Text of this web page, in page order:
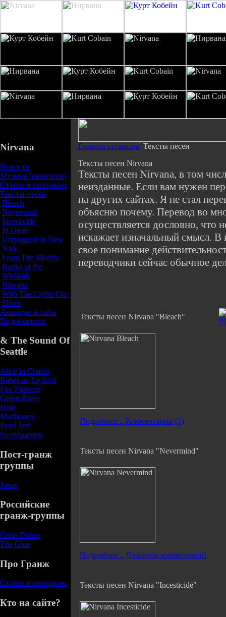
Nirvana
Новости
Музыка (раритеты)
Статьи и интервью
Тексты песен
Bleach
Nevermind
Incesticide
In Utero
Unplugged In New
York
From The Muddy
Banks of the
Wishkah
Nirvana
With The Lights Out
Sliver
Аккорды и табы
Видеозаписи
& The Sound Of
Seattle
Alice in Chains
Babes in Toyland
Foo Fighters
Green River
Hole
Mudhoney
Pearl Jam
Soundgarden
Пост-гранж
группы
Jonas
Российские
гранж-группы
Crisis Dance
The Glue
Про Гранж
Статьи и интервью
Кто на сайте?
Главная страница Тексты песен
Тексты песен Nirvana
Тексты песен Nirvana, в том
неизданные. Если вам нужен
на других сайтах. Я не стал
объясню почему. Перевод во
осуществляется дословно, что
искажает изначальный смысл. В
свое понимание
переводчики сейчас обычное
Тексты песен Nirvana "Bleach"
Подробнее... Комментарии (1)
Тексты песен Nirvana "Nevermind"
Подробнее... Добавить комментарий
Тексты песен Nirvana "Incesticide"